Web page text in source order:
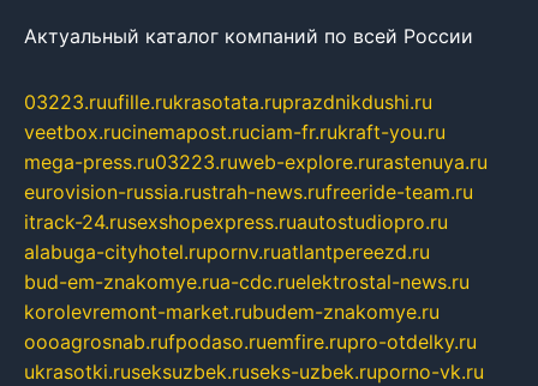
Актуальный каталог компаний по всей России
03223.ruufille.rukrasotata.ruprazdnikdushi.ru
veetbox.rucinemapost.ruciam-fr.rukraft-you.ru
mega-press.ru03223.ruweb-explore.rurastenuya.ru
eurovision-russia.rustrah-news.rufreeride-team.ru
itrack-24.rusexshopexpress.ruautostudiopro.ru
alabuga-cityhotel.rupornv.ruatlantpereezd.ru
bud-em-znakomye.rua-cdc.ruelektrostal-news.ru
korolevremont-market.rubudem-znakomye.ru
oooagrosnab.rufpodaso.ruemfire.rupro-otdelky.ru
ukrasotki.ruseksuzbek.ruseks-uzbek.ruporno-vk.ru